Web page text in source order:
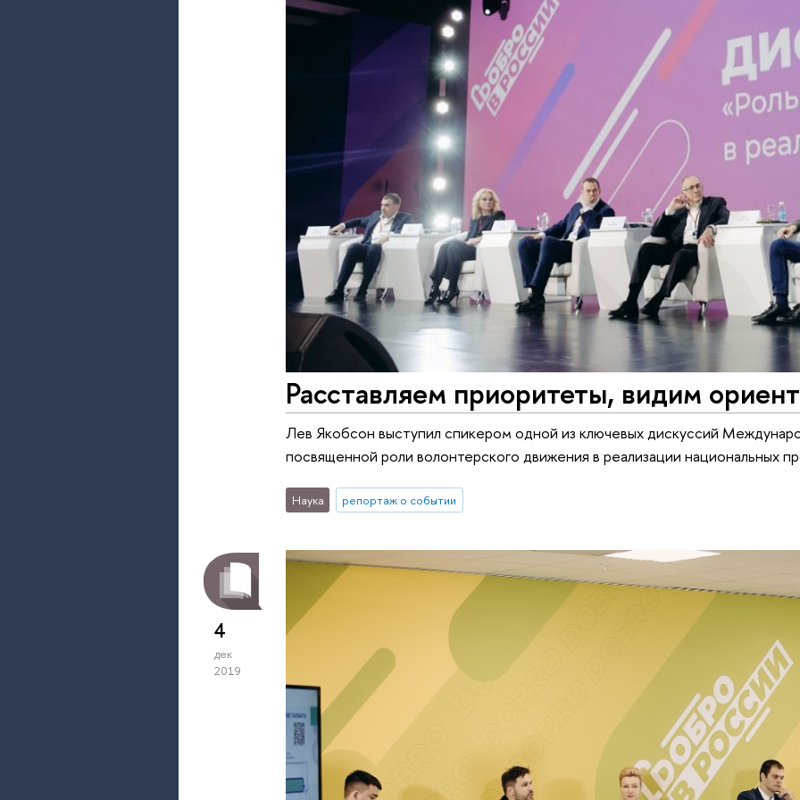
Расставляем приоритеты, видим
Лев Якобсон выступил спикером одной из ключевых дискуссий
посвященной роли волонтерского движения в реализации национальных
Наука репортаж о событии
4
дек
2019